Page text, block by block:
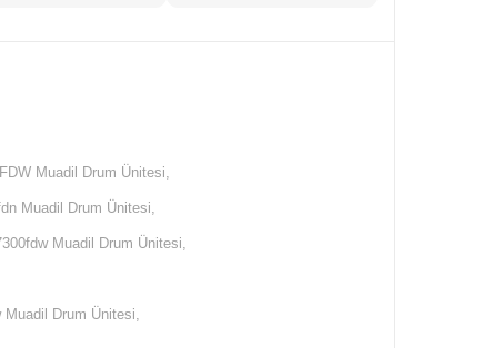
Muadil Drum Ünitesi,
Muadil Drum Ünitesi,
Muadil Drum Ünitesi,
Muadil Drum Ünitesi,